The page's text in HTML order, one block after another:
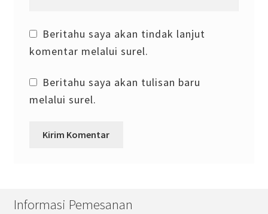
Beritahu saya akan tindak lanjut
komentar melalui surel.
Beritahu saya akan tulisan baru
melalui surel.
Informasi Pemesanan